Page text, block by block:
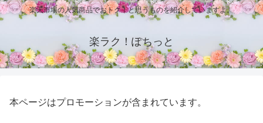
楽天市場の人気商品でおトク！と思うものを紹介していますよ。
楽ラク！ぽちっと
本ページはプロモーションが含まれています。